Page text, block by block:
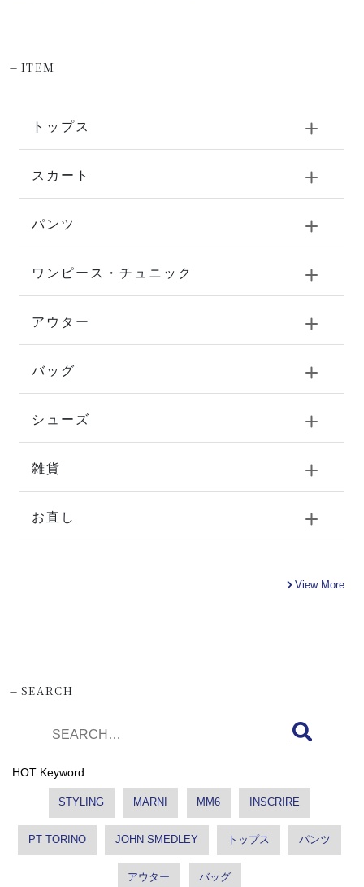
-ITEM
トップス
スカート
パンツ
ワンピース・チュニック
アウター
バッグ
シューズ
雑貨
お直し
View More
-SEARCH
HOT Keyword
STYLING MARNI MM6 INSCRIRE
PT TORINO JOHN SMEDLEY トップス パンツ
アウター バッグ